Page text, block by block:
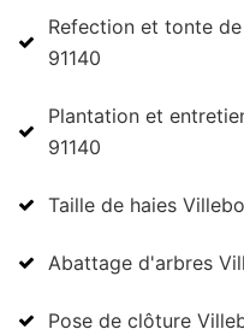
Refection et tonte
91140
Plantation et
91140
Taille de haies
Abattage d'arbres
Pose de clôture